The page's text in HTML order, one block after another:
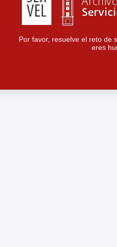
Por favor, resuelve el reto de
eres